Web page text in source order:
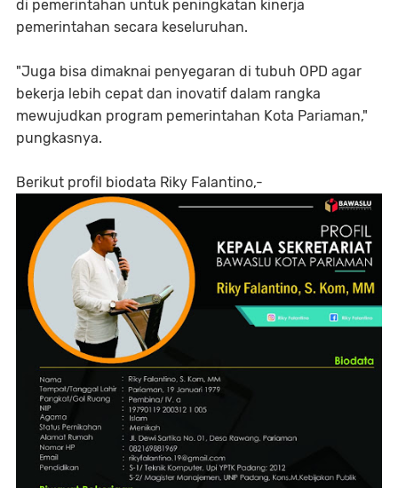
di pemerintahan untuk peningkatan kinerja
pemerintahan secara keseluruhan.
"Juga bisa dimaknai penyegaran di tubuh OPD agar
bekerja lebih cepat dan inovatif dalam rangka
mewujudkan program pemerintahan Kota Pariaman,"
pungkasnya.
Berikut profil biodata Riky Falantino,-